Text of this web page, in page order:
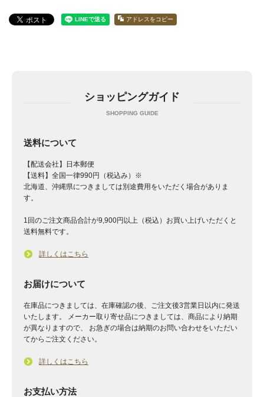
アドレスをコピー
ショッピングガイド
送料について
【配送会社】日本郵便
【送料】全国一律990円（税込み）※
北海道、沖縄県につきましては別途費用をいただく場合がありま
す。
1回のご注文商品合計が9,900円以上（税込）お買い上げいただくと
送料無料です。
詳しくはこちら
お届けについて
在庫品につきましては、在庫確認の後、ご注文後3営業日以内に発送
いたします。 メーカー取り寄せ品につきましては、商品により納期
が異なりますので、 お急ぎの場合は納期のお問い合わせをいただい
てからご注文ください。
詳しくはこちら
お支払い方法